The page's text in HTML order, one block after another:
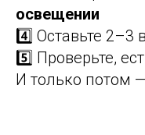
освещении
4️⃣ Оставьте 2–3
5️⃣ Проверьте,
И только потом